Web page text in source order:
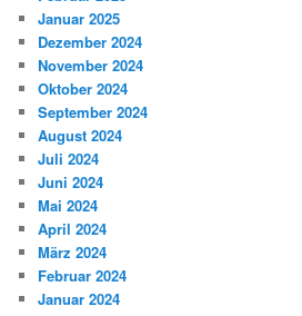
Januar 2025
Dezember 2024
November 2024
Oktober 2024
September 2024
August 2024
Juli 2024
Juni 2024
Mai 2024
April 2024
März 2024
Februar 2024
Januar 2024